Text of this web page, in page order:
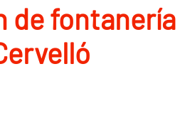
de fontanerí­a